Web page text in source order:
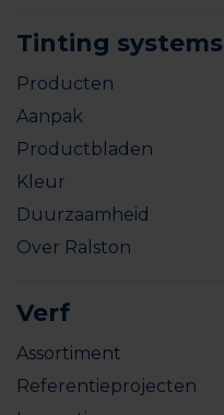
Tinting systems
Producten
Aanpak
Productbladen
Kleur
Duurzaamheid
Over Ralston
Verf
Assortiment
Referentieprojecten